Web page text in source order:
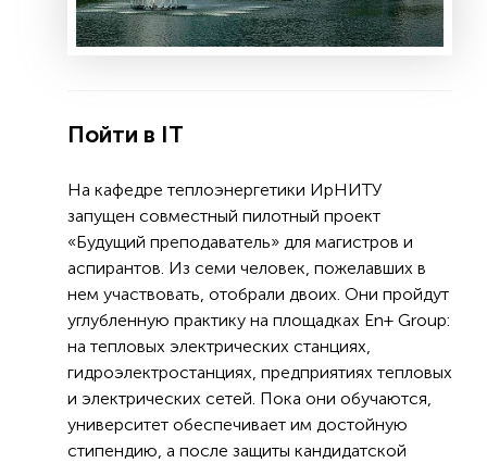
Пойти в IT
На кафедре теплоэнергетики ИрНИТУ
запущен совместный пилотный проект
«Будущий преподаватель» для магистров и
аспирантов. Из семи человек, пожелавших в
нем участвовать, отобрали двоих. Они пройдут
углубленную практику на площадках Еn+ Group:
на тепловых электрических станциях,
гидроэлектростанциях, предприятиях тепловых
и электрических сетей. Пока они обучаются,
университет обеспечивает им достойную
стипендию, а после защиты кандидатской